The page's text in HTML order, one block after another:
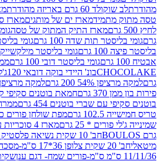
60 גרם באריזה מהודרת
מארז טסה
מארז ים של מותגיםמארז סירת
מארז התיק המתוק של טסה
תות שדה 100 גרם
גומי בליסטר עכביש 100 גרם
גרם
גומי בליסטר מילקשייק 100 גרם
גומי בליסטר דובי 100 גרם
בונ' היידי בוקה דובאי 120ג'
200 גרם
למקה מרציפן 38% 200 גרם
גרם
חמאת בוטנים סקיפי קלאסי 454 גרם
עם שברי בוטנים 454 גרם
ממרח נוטלה 400 גרם
גרם
מפת שולחן פורים כ 274*137 סמ ניילון
* 25 גרם
חב' 10 שקית
שקית